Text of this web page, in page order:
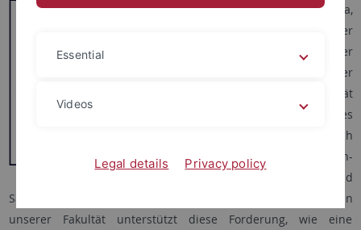
Wir, die Freie Fachschaft Jura,
fordern als Vertreter der
Studierenden der
Rechtswissenschaft an der
Eberhard Karls Universität
Tübingen die Einführung eines
integrierten Bachelors nach
dem Vorbild in Nordrhein-
Westfalen, Hessen und
Sachsen. Die überwältigende Mehrheit der Studierenden
unserer Fakultät unterstützt diese Forderung, wie eine
Essential
Videos
Legal details Privacy policy